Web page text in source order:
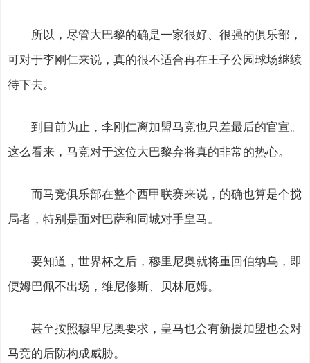
所以，尽管大巴黎的确是一家很好、很强的俱乐部，
可对于李刚仁来说，真的很不适合再在王子公园球场继续
待下去。
到目前为止，李刚仁离加盟马竞也只差最后的官宣。
这么看来，马竞对于这位大巴黎弃将真的非常的热心。
而马竞俱乐部在整个西甲联赛来说，的确也算是个搅
局者，特别是面对巴萨和同城对手皇马。
要知道，世界杯之后，穆里尼奥就将重回伯纳乌，即
便姆巴佩不出场，维尼修斯、贝林厄姆。
甚至按照穆里尼奥要求，皇马也会有新援加盟也会对
马竞的后防构成威胁。